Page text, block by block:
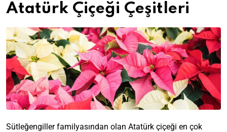
Atatürk Çiçeği Çeşitleri
Sütleğengiller familyasından olan Atatürk çiçeği en çok